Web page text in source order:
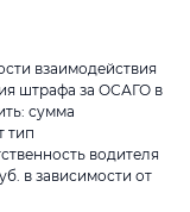
взаимодействия
штрафа за ОСАГО в
сумма
тип
водителя
в зависимости от